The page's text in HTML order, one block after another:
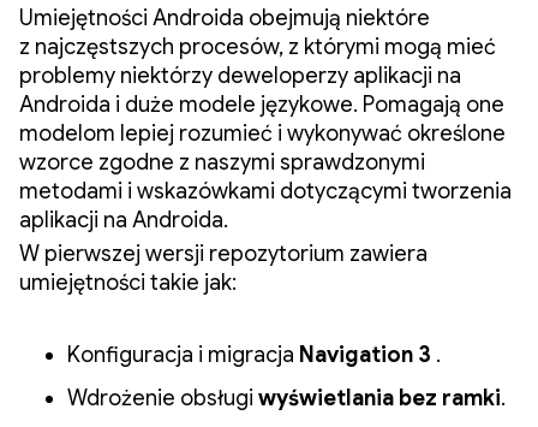
Umiejętności Androida obejmują niektóre
z najczęstszych procesów, z którymi mogą mieć
problemy niektórzy deweloperzy aplikacji na
Androida i duże modele językowe. Pomagają one
modelom lepiej rozumieć i wykonywać określone
wzorce zgodne z naszymi sprawdzonymi
metodami i wskazówkami dotyczącymi tworzenia
aplikacji na Androida.
W pierwszej wersji repozytorium zawiera
umiejętności takie jak:
Konfiguracja i migracja Navigation 3 .
Wdrożenie obsługi wyświetlania bez ramki.